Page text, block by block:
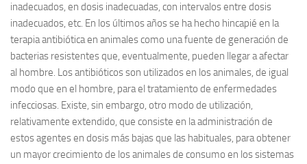
inadecuados, en dosis inadecuadas, con intervalos entre dosis
inadecuados, etc. En los últimos años se ha hecho hincapié en la
terapia antibiótica en animales como una fuente de generación de
bacterias resistentes que, eventualmente, pueden llegar a afectar
al hombre. Los antibióticos son utilizados en los animales, de igual
modo que en el hombre, para el tratamiento de enfermedades
infecciosas. Existe, sin embargo, otro modo de utilización,
relativamente extendido, que consiste en la administración de
estos agentes en dosis más bajas que las habituales, para obtener
un mayor crecimiento de los animales de consumo en los sistemas